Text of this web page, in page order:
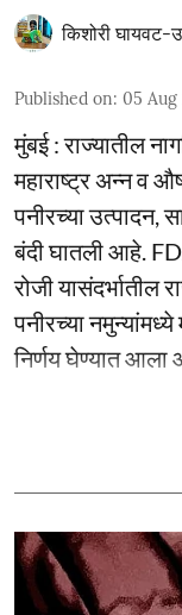
किशोरी घायवट-
Published on: 05 Aug
मुंबई : राज्यातील
महाराष्ट्र अन्न व
पनीरच्या उत्पादन,
बंदी घातली आहे.
रोजी यासंदर्भातील
पनीरच्या
निर्णय घेण्यात आला